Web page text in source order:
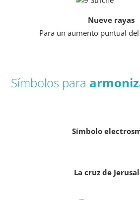
Nueve rayas
Para un aumento puntual
Símbolos para
Símbolo
La cruz de